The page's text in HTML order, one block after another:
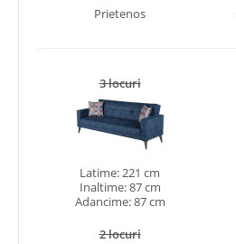
Prietenos
3 locuri
Latime: 221 cm
Inaltime: 87 cm
Adancime: 87 cm
2 locuri